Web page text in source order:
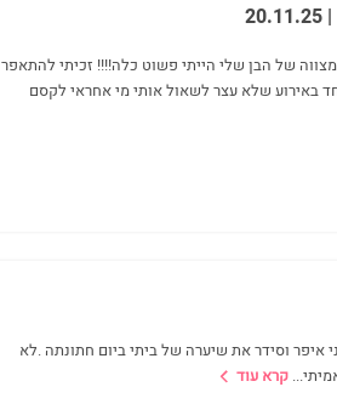
| 20.11.25
של הבן שלי הייתי פשוט כלה!!!! זכיתי להתאפר
באירוע שלא עצר לשאול אותי מי אחראי לקסם
וסידר את שיערה של ביתי ביום חתונתה .לא
... קרא עוד